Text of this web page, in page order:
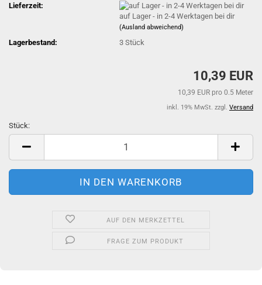
Lieferzeit:
auf Lager - in 2-4 Werktagen bei dir
(Ausland abweichend)
Lagerbestand: 3Stück
10,39 EUR
10,39 EUR pro 0.5 Meter
inkl. 19% MwSt. zzgl. Versand
Stück:
Stück
AUF DEN MERKZETTEL
FRAGE ZUM PRODUKT